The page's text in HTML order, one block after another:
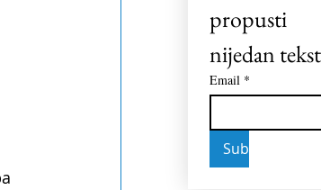
propusti
nijedan tekst
Email *
Subscribe